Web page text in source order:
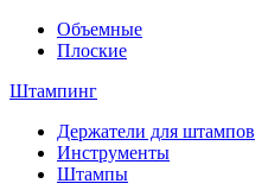
Объемные
Плоские
Штампинг
Держатели для штампов
Инструменты
Штампы